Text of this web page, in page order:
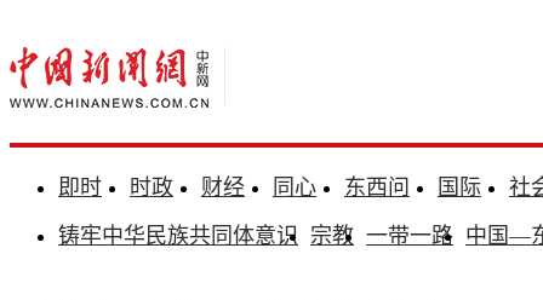
即时 时政 财经 同心 东西问 国际
社
铸牢中华民族共同体意识 宗教 一带一路 中国—